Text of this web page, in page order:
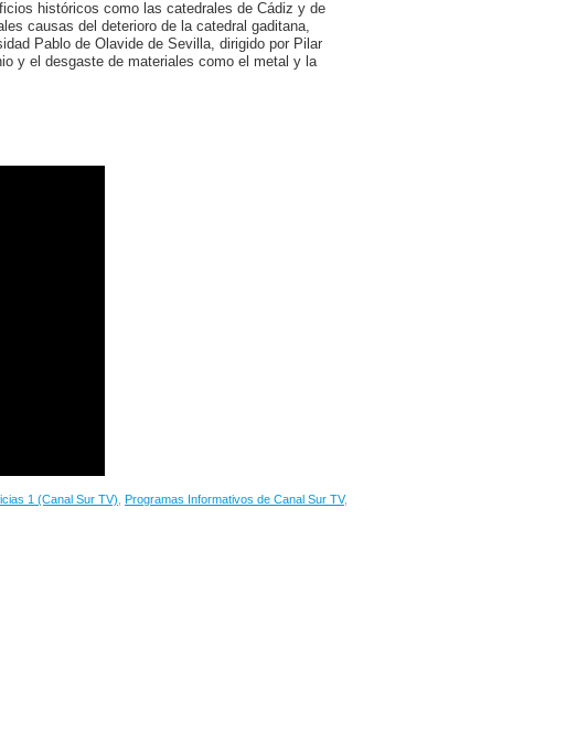
históricos como las catedrales de Cádiz y de
causas del deterioro de la catedral gaditana,
Pablo de Olavide de Sevilla, dirigido por Pilar
y el desgaste de materiales como el metal y la
1 (Canal Sur TV) Programas Informativos de Canal Sur TV,